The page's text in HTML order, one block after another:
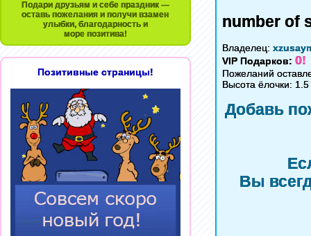
Подари друзьям и себе праздник —
оставь пожелания и получи взамен
улыбки, благодарность и
море позитива!
Позитивные страницы!
number of
Владелец:
VIP Подарков: 0!
Пожеланий
Высота ёлочки:
Добавь
Вы